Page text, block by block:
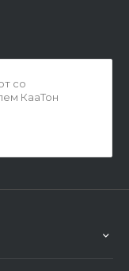
со
КааТон